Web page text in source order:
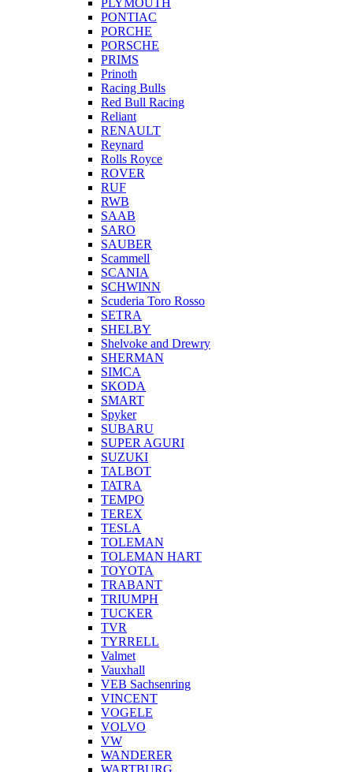
PLYMOUTH
PONTIAC
PORCHE
PORSCHE
PRIMS
Prinoth
Racing Bulls
Red Bull Racing
Reliant
RENAULT
Reynard
Rolls Royce
ROVER
RUF
RWB
SAAB
SARO
SAUBER
Scammell
SCANIA
SCHWINN
Scuderia Toro Rosso
SETRA
SHELBY
Shelvoke and Drewry
SHERMAN
SIMCA
SKODA
SMART
Spyker
SUBARU
SUPER AGURI
SUZUKI
TALBOT
TATRA
TEMPO
TEREX
TESLA
TOLEMAN
TOLEMAN HART
TOYOTA
TRABANT
TRIUMPH
TUCKER
TVR
TYRRELL
Valmet
Vauxhall
VEB Sachsenring
VINCENT
VOGELE
VOLVO
VW
WANDERER